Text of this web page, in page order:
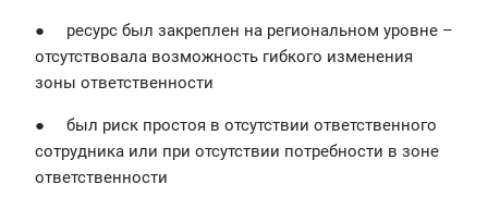
● ресурс был закреплен на региональном уровне –
отсутствовала возможность гибкого изменения
зоны ответственности
● был риск простоя в отсутствии ответственного
сотрудника или при отсутствии потребности в зоне
ответственности